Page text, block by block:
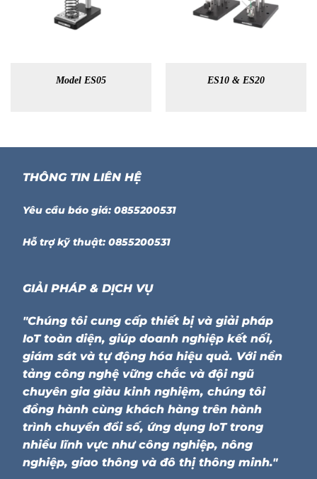
Model ES05 ES10 & ES20
THÔNG TIN LIÊN HỆ
Yêu cầu báo giá: 0855200531
Hỗ trợ kỹ thuật: 0855200531
GIẢI PHÁP & DỊCH VỤ
"Chúng tôi cung cấp thiết bị và giải pháp
IoT toàn diện, giúp doanh nghiệp kết nối,
giám sát và tự động hóa hiệu quả. Với nền
tảng công nghệ vững chắc và đội ngũ
chuyên gia giàu kinh nghiệm, chúng tôi
đồng hành cùng khách hàng trên hành
trình chuyển đổi số, ứng dụng IoT trong
nhiều lĩnh vực như công nghiệp, nông
nghiệp, giao thông và đô thị thông minh."